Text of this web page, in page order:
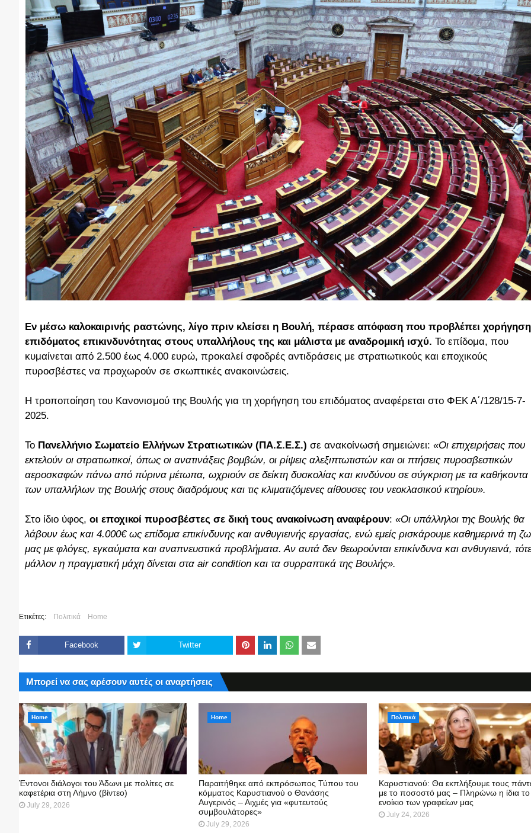
Εν μέσω καλοκαιρινής ραστώνης, λίγο πριν κλείσει η Βουλή, πέρασε απόφαση που προβλέπει χορήγηση
επιδόματος επικινδυνότητας στους υπαλλήλους της και μάλιστα με αναδρομική ισχύ. Το επίδομα, που
κυμαίνεται από 2.500 έως 4.000 ευρώ, προκαλεί σφοδρές αντιδράσεις με στρατιωτικούς και εποχικούς
πυροσβέστες να προχωρούν σε σκωπτικές ανακοινώσεις.
Η τροποποίηση του Κανονισμού της Βουλής για τη χορήγηση του επιδόματος αναφέρεται στο ΦΕΚ Α΄/128/15-7-
2025.
Το Πανελλήνιο Σωματείο Ελλήνων Στρατιωτικών (ΠΑ.Σ.Ε.Σ.) σε ανακοίνωσή σημειώνει: «Οι επιχειρήσεις που
εκτελούν οι στρατιωτικοί, όπως οι ανατινάξεις βομβών, οι ρίψεις αλεξιπτωτιστών και οι πτήσεις πυροσβεστικών
αεροσκαφών πάνω από πύρινα μέτωπα, ωχριούν σε δείκτη δυσκολίας και κινδύνου σε σύγκριση με τα καθήκοντα
των υπαλλήλων της Βουλής στους διαδρόμους και τις κλιματιζόμενες αίθουσες του νεοκλασικού κτηρίου».
Στο ίδιο ύφος, οι εποχικοί πυροσβέστες σε δική τους ανακοίνωση αναφέρουν: «Οι υπάλληλοι της Βουλής θα
λάβουν έως και 4.000€ ως επίδομα επικίνδυνης και ανθυγιεινής εργασίας, ενώ εμείς ρισκάρουμε καθημερινά τη
μας με φλόγες, εγκαύματα και αναπνευστικά προβλήματα. Αν αυτά δεν θεωρούνται επικίνδυνα και ανθυγιεινά, τότε
μάλλον η πραγματική μάχη δίνεται στα air condition και τα συρραπτικά της Βουλής».
Ετικέτες: Πολιτικά Home
Facebook Twitter
Μπορεί να σας αρέσουν αυτές οι αναρτήσεις
Home
Έντονοι διάλογοι του Άδωνι με πολίτες σε
καφετέρια στη Λήμνο (βίντεο)
July 29, 2026
Home
Παραιτήθηκε από εκπρόσωπος Τύπου του
κόμματος Καρυστιανού ο Θανάσης
Αυγερινός – Αιχμές για «φυτευτούς
συμβουλάτορες»
July 29, 2026
Πολιτικά
Καρυστιανού: Θα εκπλήξουμε τους
με το ποσοστό μας – Πληρώνω η ίδια το
ενοίκιο των γραφείων μας
July 24, 2026